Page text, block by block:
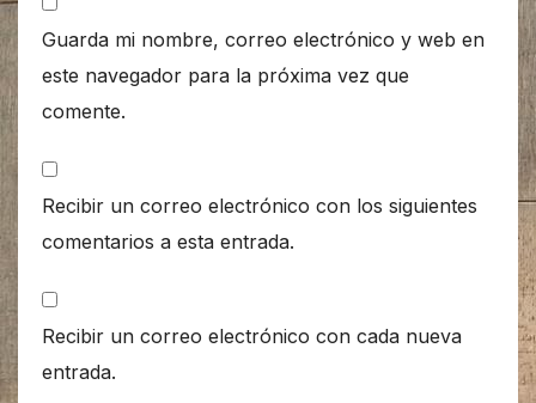
Guarda mi nombre, correo electrónico y web en
este navegador para la próxima vez que
comente.
Recibir un correo electrónico con los siguientes
comentarios a esta entrada.
Recibir un correo electrónico con cada nueva
entrada.